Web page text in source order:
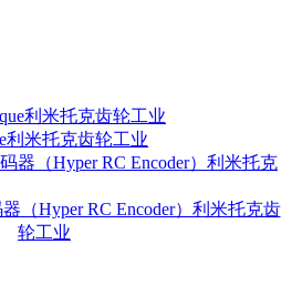
利米托克齿轮工业
（Hyper RC Encoder）利米托克齿
轮工业